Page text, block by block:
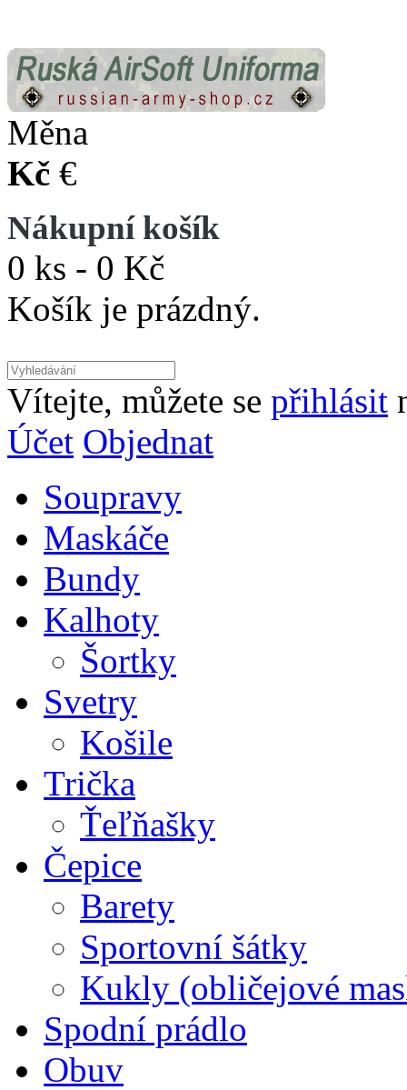
Měna
Kč €
Nákupní košík
0 ks - 0 Kč
Košík je prázdný.
Vítejte, můžete se přihlásit
Účet Objednat
Soupravy
Maskáče
Bundy
Kalhoty
Šortky
Svetry
Košile
Trička
Ťeľňašky
Čepice
Barety
Sportovní šátky
Kukly (obličejové
Spodní prádlo
Obuv